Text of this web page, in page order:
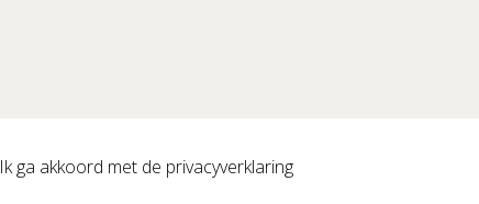
Ik ga akkoord met de privacyverklaring